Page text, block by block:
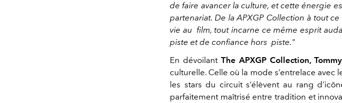
de faire avancer la culture, et cette énergie
partenariat. De laAPXGP Collection à tout
vie au film, tout incarne ce même esprit
piste et de confiance hors piste."
En dévoilantThe APXGP Collection,
culturelle. Celle où la mode s’entrelace avec
les stars du circuit s’élèvent au rang
parfaitement maîtrisé entre tradition et